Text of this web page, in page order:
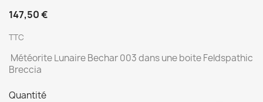
147,50 €
TTC
Météorite Lunaire Bechar 003 dans une boite Feldspathic
Breccia
Quantité